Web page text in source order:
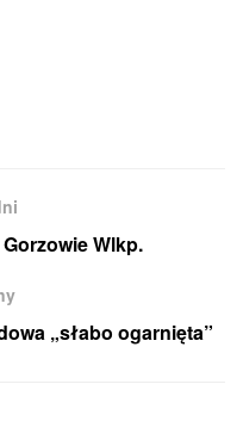
Wlkp.
„słabo ogarnięta”